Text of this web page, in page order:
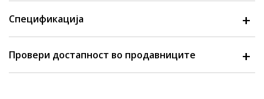
Спецификација
Провери достапност во продавниците